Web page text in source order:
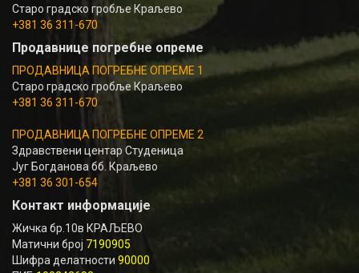
Старо градско гробље Краљево
+381 36 311-670
Продавнице погребне опреме
ПРОДАВНИЦА ПОГРЕБНЕ ОПРЕМЕ 1
Старо градско гробље Краљево
+381 36 311-670
ПРОДАВНИЦА ПОГРЕБНЕ ОПРЕМЕ 2
Здравствени центар Студеница
Југ Богданова бб. Краљево
+381 36 301-654
Контакт информације
Жичка бр.10в КРАЉЕВО
Матични број 7190905
Шифра делатности 90000